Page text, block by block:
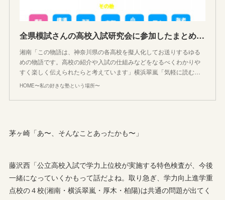
全県模試さんの高校入試研究会に参加したまとめ。入試状況や特色検査の今後の展望について。神奈川高校物語
湘南「この物語は、神奈川県の各高校を擬人化してお送りするゆる
めの物語です。高校の紹介や入試の仕組みなどをなるべくわかりや
すく楽しく伝えられたらと考えています」横浜翠嵐「気軽に読む…
HOME〜私の好きな塾という場所〜
茅ヶ崎「あ〜、そんなことあったかも〜」
藤沢西「公立高校入試で学力上位校が実施する特色検査が、今後
一緒になっていくかもって話だよね。取り急ぎ、学力向上進学重
点校の４校(湘南・横浜翠嵐・厚木・柏陽)は共通の問題が出てく